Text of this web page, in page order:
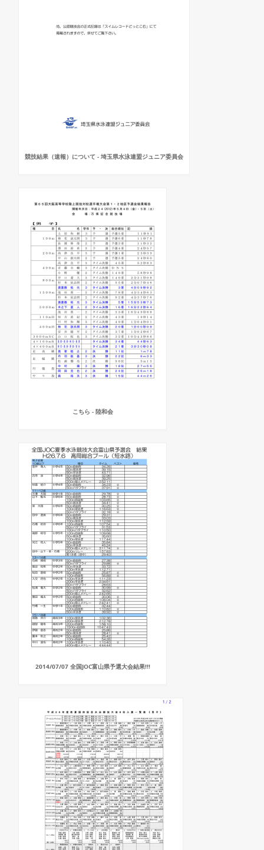
競技結果（速報）について - 埼玉県水泳連盟ジュニア委員会
こちら - 陸和会
2014/07/07 全国JOC富山県予選大会結果!!!